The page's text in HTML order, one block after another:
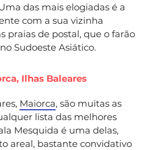
das mais elogiadas é a
com a sua vizinha
praias de postal, que o farão
Sudoeste Asiático.
Ilhas Baleares
Maiorca, são muitas as
lista das melhores
Mesquida é uma delas,
areal, bastante convidativo